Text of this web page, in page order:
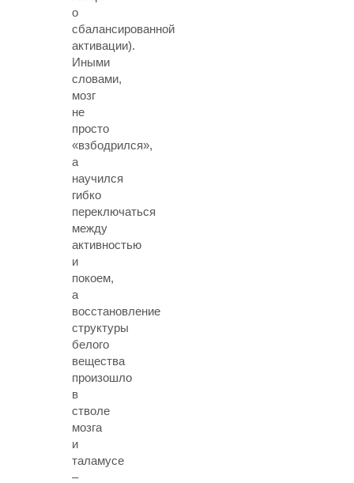
о
сбалансированной
активации).
Иными
словами,
мозг
не
просто
«взбодрился»,
а
научился
гибко
переключаться
между
активностью
и
покоем,
а
восстановление
структуры
белого
вещества
произошло
в
стволе
мозга
и
таламусе
–